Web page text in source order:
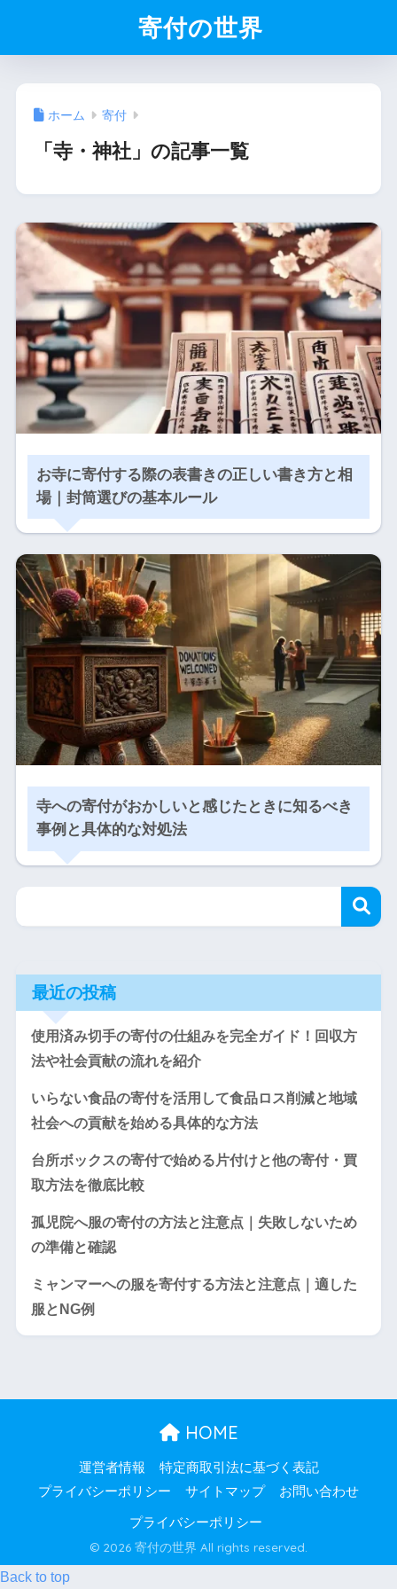
寄付の世界
ホーム 寄付
「寺・神社」の記事一覧
お寺に寄付する際の表書きの正しい書き方と相
場｜封筒選びの基本ルール
寺への寄付がおかしいと感じたときに知るべき
事例と具体的な対処法
最近の投稿
使用済み切手の寄付の仕組みを完全ガイド！回収方
法や社会貢献の流れを紹介
いらない食品の寄付を活用して食品ロス削減と地域
社会への貢献を始める具体的な方法
台所ボックスの寄付で始める片付けと他の寄付・買
取方法を徹底比較
孤児院へ服の寄付の方法と注意点｜失敗しないため
の準備と確認
ミャンマーへの服を寄付する方法と注意点｜適した
服とNG例
HOME
運営者情報
特定商取引法に基づく表記
プライバシーポリシー
サイトマップ お問い合わせ
プライバシーポリシー
© 2026 寄付の世界 All rights reserved.
Back to top